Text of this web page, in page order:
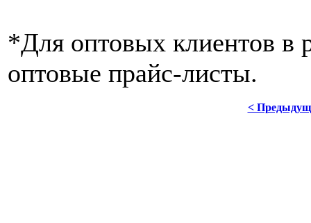
*Для оптовых клиентов в
оптовые прайс-листы.
<